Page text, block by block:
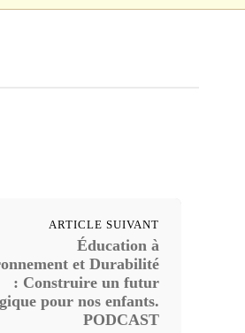
ARTICLE SUIVANT